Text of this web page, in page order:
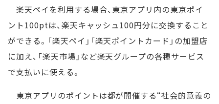
楽天ペイを利用する場合、東京アプリ内の東京ポイ
ント100ptは、楽天キャッシュ100円分に交換すること
ができる。「楽天ペイ」「楽天ポイントカード」の加盟店
に加え、「楽天市場」など楽天グループの各種サービス
で支払いに使える。
東京アプリのポイントは都が開催する“社会的意義の